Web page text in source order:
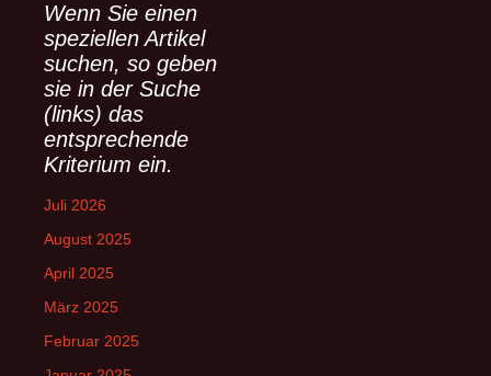
n
n
a
c
h
:
Wenn Sie einen
speziellen Artikel
suchen, so geben
sie in der Suche
(links) das
entsprechende
Kriterium ein.
Juli 2026
August 2025
April 2025
März 2025
Februar 2025